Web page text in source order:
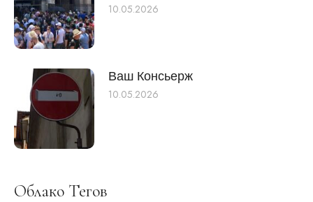
10.05.2026
Ваш Консьерж
10.05.2026
Облако Тегов